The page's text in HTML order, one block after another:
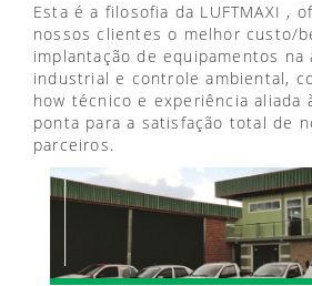
Esta é a filosofia da LUFTMAXI ,
nossos clientes o melhor custo/
implantação de equipamentos na
industrial e controle ambiental,
how técnico e experiência aliada
ponta para a satisfação total de
parceiros.